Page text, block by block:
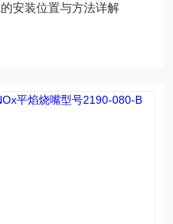
安装位置与方法详解